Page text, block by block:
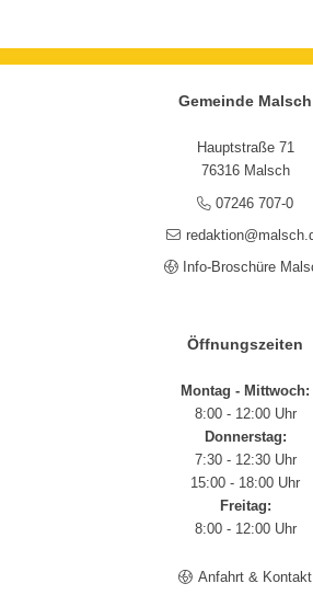
Gemeinde Malsch
Hauptstraße 71
76316 Malsch
07246 707-0
Info-Broschüre
Öffnungszeiten
Montag - Mittwoch:
8:00 - 12:00 Uhr
Donnerstag:
7:30 - 12:30 Uhr
15:00 - 18:00 Uhr
Freitag:
8:00 - 12:00 Uhr
Anfahrt & Kontakt